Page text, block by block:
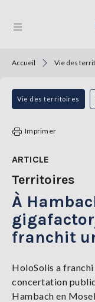
THÉMATIQUES
RÉGIONS
TENDANCES
SERVICES
LA
GAZETTE
Se
connecter
Accueil Vie des
Vie des territoires
Imprimer
ARTICLE
Territoires
À
franchit
HoloSolis a franchi
concertation
Hambach en